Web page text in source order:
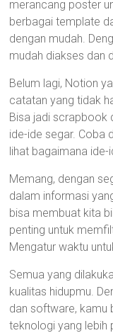
merancang poster
berbagai template
dengan mudah.
mudah diakses dan
Belum lagi, Notion
catatan yang tidak
Bisa jadi scrapbook
ide-ide segar. Coba
lihat bagaimana
Memang, dengan
dalam informasi
bisa membuat kita
penting untuk
Mengatur waktu
Semua yang
kualitas hidupmu.
dan software, kamu
teknologi yang lebih